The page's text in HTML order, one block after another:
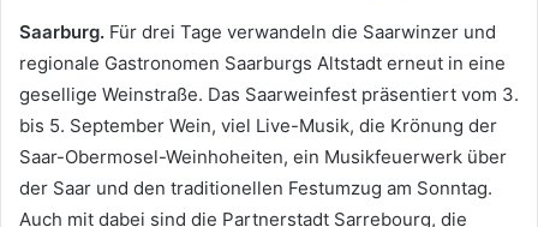
Saarburg. Für drei Tage verwandeln die Saarwinzer und
regionale Gastronomen Saarburgs Altstadt erneut in eine
gesellige Weinstraße. Das Saarweinfest präsentiert vom 3.
bis 5. September Wein, viel Live-Musik, die Krönung der
Saar-Obermosel-Weinhoheiten, ein Musikfeuerwerk über
der Saar und den traditionellen Festumzug am Sonntag.
Auch mit dabei sind die Partnerstadt Sarrebourg, die